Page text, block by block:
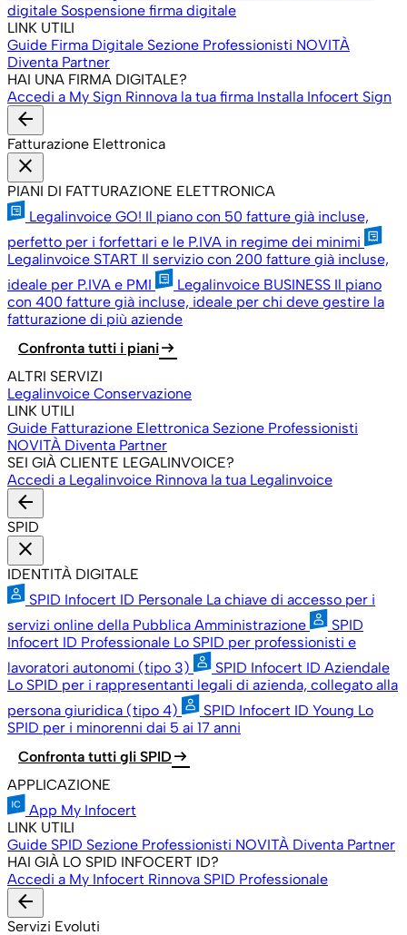
digitale Sospensione firma digitale
LINK UTILI
Guide Firma Digitale Sezione Professionisti NOVITÀ
Diventa Partner
HAI UNA FIRMA DIGITALE?
Accedi a My Sign Rinnova la tua firma Installa Infocert Sign
arrow_back
Fatturazione Elettronica
close
PIANI DI FATTURAZIONE ELETTRONICA
Legalinvoice GO! Il piano con 50 fatture già incluse,
perfetto per i forfettari e le P.IVA in regime dei minimi
Legalinvoice START Il servizio con 200 fatture già incluse,
ideale per P.IVA e PMI
Legalinvoice BUSINESS Il piano
con 400 fatture già incluse, ideale per chi deve gestire la
fatturazione di più aziende
Confronta tutti i pianiarrow_right_alt
ALTRI SERVIZI
Legalinvoice Conservazione
LINK UTILI
Guide Fatturazione Elettronica Sezione Professionisti
NOVITÀ Diventa Partner
SEI GIÀ CLIENTE LEGALINVOICE?
Accedi a Legalinvoice Rinnova la tua Legalinvoice
arrow_back
SPID
close
IDENTITÀ DIGITALE
SPID Infocert ID Personale La chiave di accesso per i
servizi online della Pubblica Amministrazione
SPID
Infocert ID Professionale Lo SPID per professionisti e
lavoratori autonomi (tipo 3)
SPID Infocert ID Aziendale
Lo SPID per i rappresentanti legali di azienda, collegato alla
persona giuridica (tipo 4)
SPID Infocert ID Young Lo
SPID per i minorenni dai 5 ai 17 anni
Confronta tutti gli SPID arrow_right_alt
APPLICAZIONE
App My Infocert
LINK UTILI
Guide SPID Sezione Professionisti NOVITÀ Diventa Partner
HAI GIÀ LO SPID INFOCERT ID?
Accedi a My Infocert Rinnova SPID Professionale
arrow_back
Servizi Evoluti